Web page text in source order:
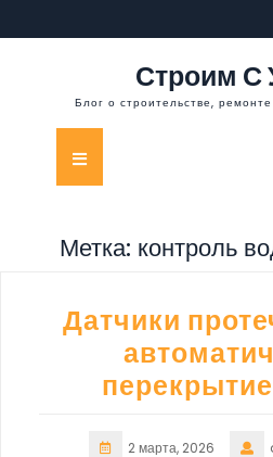
к
Строим С
Блог о строительстве,
Кнопка
Метка: контроль
Датчики
2 марта, 2026